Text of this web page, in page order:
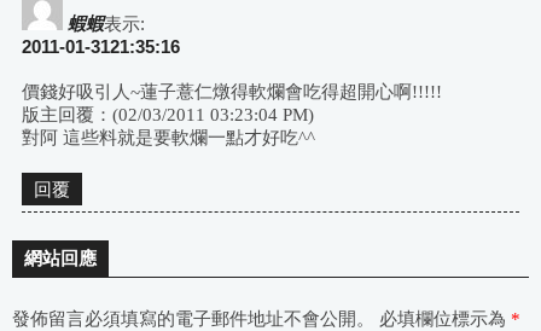
蝦蝦表示:
2011-01-3121:35:16
價錢好吸引人~蓮子薏仁燉得軟爛會吃得超開心啊!!!!!
版主回覆：(02/03/2011 03:23:04 PM)
對阿 這些料就是要軟爛一點才好吃^^
回覆
網站回應
發佈留言必須填寫的電子郵件地址不會公開。 必填欄位標示為 *